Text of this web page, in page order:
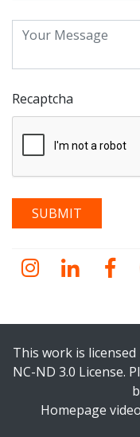
Recaptcha
Instagram
LinkedIn
This work is licensed
NC-ND 3.0 License.
Homepage